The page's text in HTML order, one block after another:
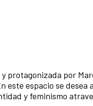
protagonizada por
este espacio se
y feminismo